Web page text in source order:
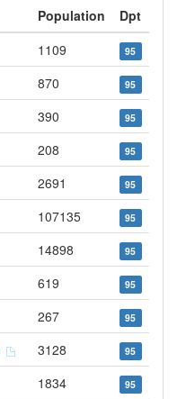
Population
Dpt
1109 95
870 95
390 95
208 95
2691 95
107135 95
14898 95
619 95
267 95
3128 95
1834 95